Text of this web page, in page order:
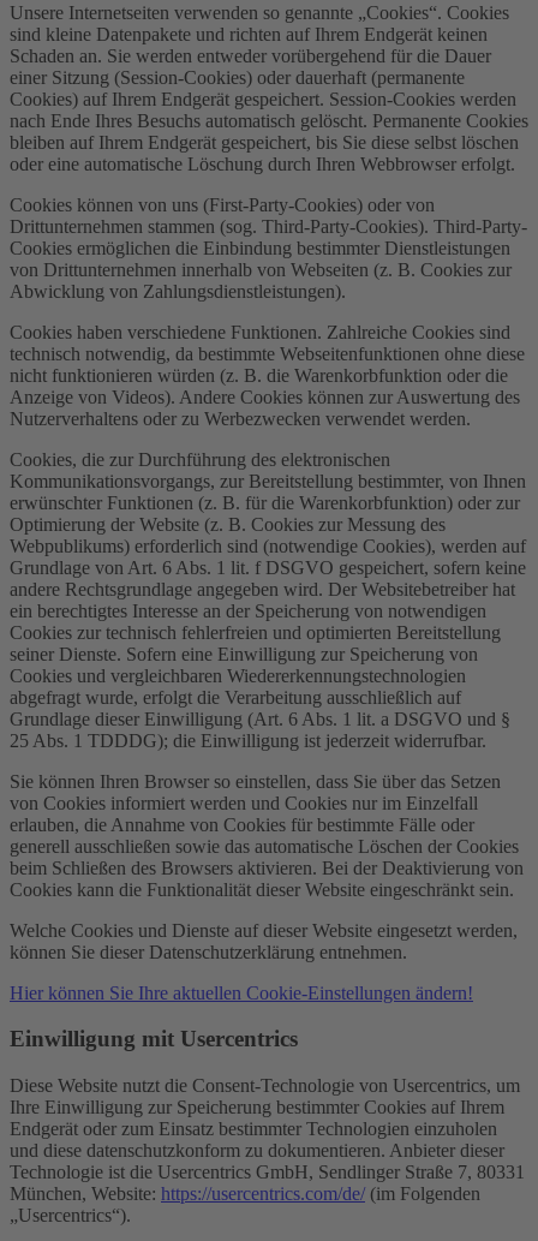
Unsere Internetseiten verwenden so genannte „Cookies“. Cookies
sind kleine Datenpakete und richten auf Ihrem Endgerät keinen
Schaden an. Sie werden entweder vorübergehend für die Dauer
einer Sitzung (Session-Cookies) oder dauerhaft (permanente
Cookies) auf Ihrem Endgerät gespeichert. Session-Cookies werden
nach Ende Ihres Besuchs automatisch gelöscht. Permanente Cookies
bleiben auf Ihrem Endgerät gespeichert, bis Sie diese selbst löschen
oder eine automatische Löschung durch Ihren Webbrowser erfolgt.
Cookies können von uns (First-Party-Cookies) oder von
Drittunternehmen stammen (sog. Third-Party-Cookies). Third-Party-
Cookies ermöglichen die Einbindung bestimmter Dienstleistungen
von Drittunternehmen innerhalb von Webseiten (z. B. Cookies zur
Abwicklung von Zahlungsdienstleistungen).
Cookies haben verschiedene Funktionen. Zahlreiche Cookies sind
technisch notwendig, da bestimmte Webseitenfunktionen ohne diese
nicht funktionieren würden (z. B. die Warenkorbfunktion oder die
Anzeige von Videos). Andere Cookies können zur Auswertung des
Nutzerverhaltens oder zu Werbezwecken verwendet werden.
Cookies, die zur Durchführung des elektronischen
Kommunikationsvorgangs, zur Bereitstellung bestimmter, von Ihnen
erwünschter Funktionen (z. B. für die Warenkorbfunktion) oder zur
Optimierung der Website (z. B. Cookies zur Messung des
Webpublikums) erforderlich sind (notwendige Cookies), werden auf
Grundlage von Art. 6 Abs. 1 lit. f DSGVO gespeichert, sofern keine
andere Rechtsgrundlage angegeben wird. Der Websitebetreiber hat
ein berechtigtes Interesse an der Speicherung von notwendigen
Cookies zur technisch fehlerfreien und optimierten Bereitstellung
seiner Dienste. Sofern eine Einwilligung zur Speicherung von
Cookies und vergleichbaren Wiedererkennungstechnologien
abgefragt wurde, erfolgt die Verarbeitung ausschließlich auf
Grundlage dieser Einwilligung (Art. 6 Abs. 1 lit. a DSGVO und §
25 Abs. 1 TDDDG); die Einwilligung ist jederzeit widerrufbar.
Sie können Ihren Browser so einstellen, dass Sie über das Setzen
von Cookies informiert werden und Cookies nur im Einzelfall
erlauben, die Annahme von Cookies für bestimmte Fälle oder
generell ausschließen sowie das automatische Löschen der Cookies
beim Schließen des Browsers aktivieren. Bei der Deaktivierung von
Cookies kann die Funktionalität dieser Website eingeschränkt sein.
Welche Cookies und Dienste auf dieser Website eingesetzt werden,
können Sie dieser Datenschutzerklärung entnehmen.
Hier können Sie Ihre aktuellen Cookie-Einstellungen ändern!
Einwilligung mit Usercentrics
Diese Website nutzt die Consent-Technologie von Usercentrics, um
Ihre Einwilligung zur Speicherung bestimmter Cookies auf Ihrem
Endgerät oder zum Einsatz bestimmter Technologien einzuholen
und diese datenschutzkonform zu dokumentieren. Anbieter dieser
Technologie ist die Usercentrics GmbH, Sendlinger Straße 7, 80331
München, Website: https://usercentrics.com/de/ (im Folgenden
„Usercentrics“).